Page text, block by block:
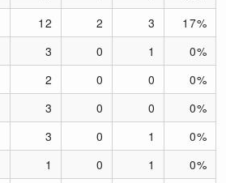
12 2 3
17%
3 0 1
0%
2 0 0
0%
3 0 0
0%
3 0 1
0%
1 0 1
0%